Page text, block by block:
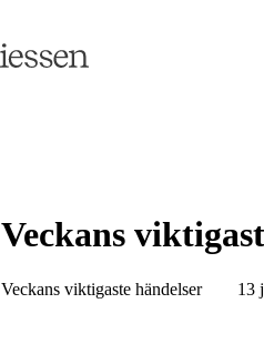
Veckans
Veckans viktigaste händelser 13